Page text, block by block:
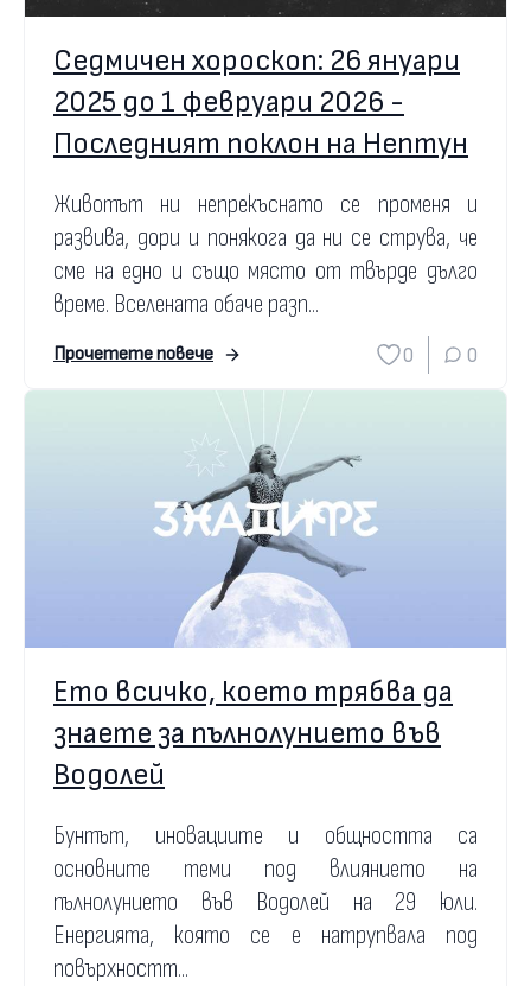
Седмичен хороскоп: 26 януари
2025 до 1 февруари 2026 -
Последният поклон на Нептун
Животът ни непрекъснато се променя и
развива, дори и понякога да ни се струва, че
сме на едно и също място от твърде дълго
време. Вселената обаче разп...
Прочетете повече 0 0
Ето всичко, което трябва да
знаете за пълнолунието във
Водолей
Бунтът, иновациите и общността са
основните теми под влиянието на
пълнолунието във Водолей на 29 юли.
Енергията, която се е натрупвала под
повърхностт...